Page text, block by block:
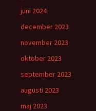
juni 2024
december 2023
november 2023
oktober 2023
september 2023
augusti 2023
maj 2023